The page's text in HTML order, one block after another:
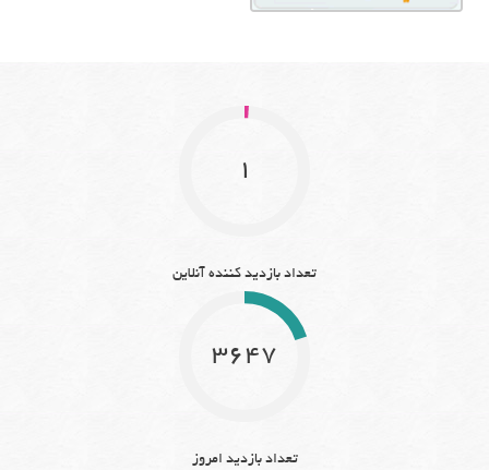
1
تعداد بازدید کننده آنلاین
3647
تعداد بازدید امروز